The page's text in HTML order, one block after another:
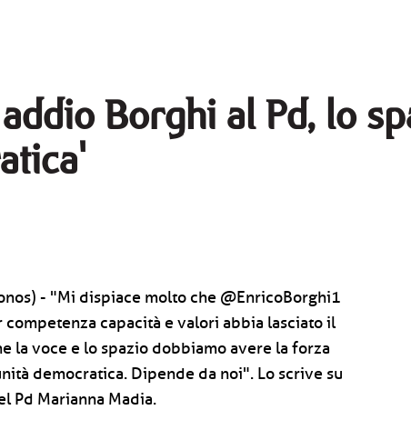
Borghi al Pd, lo
- "Mi dispiace molto che @EnricoBorghi1
competenza capacità e valori abbia lasciato il
la voce e lo spazio dobbiamo avere la forza
democratica. Dipende da noi". Lo scrive su
Pd Marianna Madia.